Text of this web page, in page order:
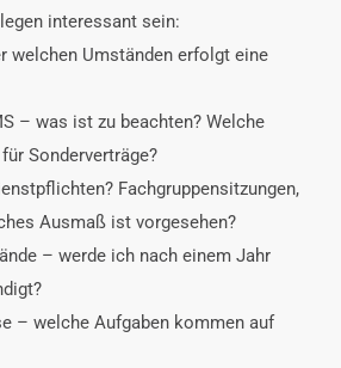
interessant sein:
welchen Umständen erfolgt eine
– was ist zu beachten? Welche
Sonderverträge?
Fachgruppensitzungen,
Ausmaß ist vorgesehen?
– werde ich nach einem Jahr
– welche Aufgaben kommen auf